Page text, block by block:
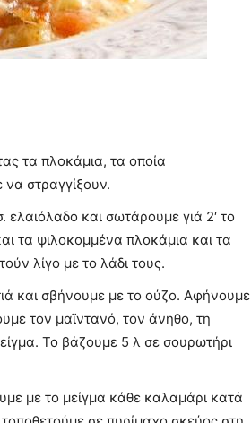
τα πλοκάμια, τα οποία
στραγγίξουν.
ελαιόλαδο και σωτάρουμε γιά 2′ το
τα ψιλοκομμένα πλοκάμια και τα
λίγο με το λάδι τους.
και σβήνουμε με το ούζο. Αφήνουμε
τον μαϊντανό, τον άνηθο, τη
Το βάζουμε 5 λ σε σουρωτήρι
με το μείγμα κάθε καλαμάρι κατά